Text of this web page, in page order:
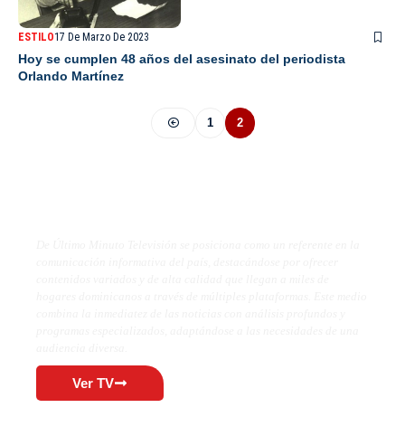
ESTILO17 De Marzo De 2023
Hoy se cumplen 48 años del asesinato del periodista
Orlando Martínez
1 2
Ver TV